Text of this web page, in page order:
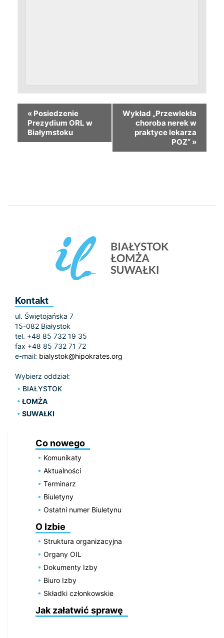
« Posiedzenie
Prezydium ORL w
Białymstoku
Wykład „Przewlekła
choroba nerek w
praktyce lekarza
POZ” »
Kontakt
ul. Świętojańska 7
15-082 Białystok
tel. +48 85 732 19 35
fax +48 85 732 71 72
e-mail: bialystok@hipokrates.org
Wybierz oddział:
BIAŁYSTOK
ŁOMŻA
SUWAŁKI
Co nowego
Komunikaty
Aktualności
Terminarz
Biuletyny
Ostatni numer Biuletynu
O Izbie
Struktura organizacyjna
Organy OIL
Dokumenty Izby
Biuro Izby
Składki członkowskie
Jak załatwić sprawę